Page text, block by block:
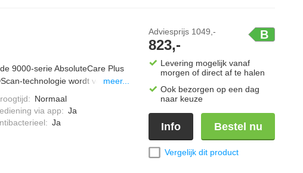
9000-serie AbsoluteCare Plus
technologie wordt vocht tot
wol, zijde en outdoorkleding
technologie droogt op lage
meer...
: Normaal
via app: Ja
: Ja
B
Adviesprijs 1049,-
823,-
Levering mogelijk vanaf
morgen of direct af te halen
Ook bezorgen op een dag
naar keuze
Info Bestel nu
Vergelijk dit product